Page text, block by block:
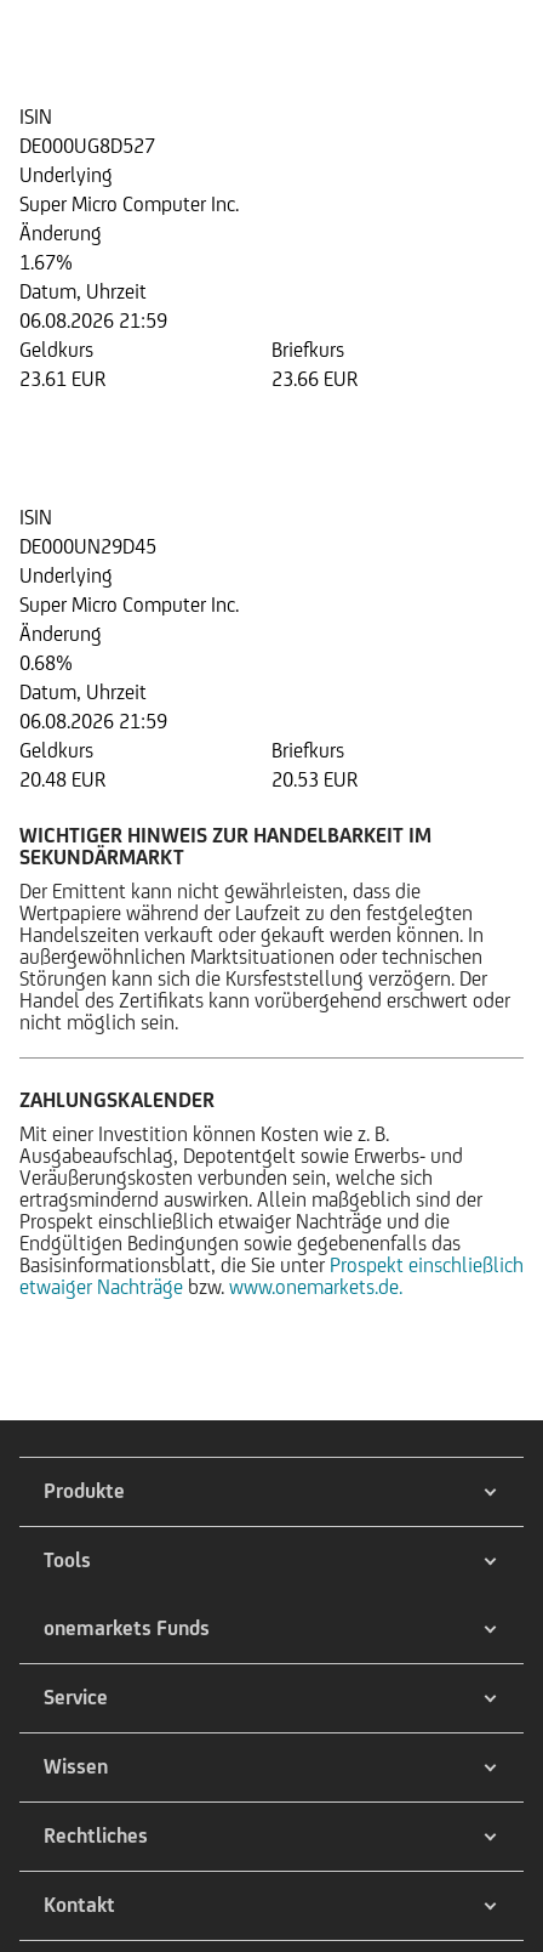
ISIN
DE000UG8D527
Underlying
Super Micro Computer Inc.
Änderung
1.67%
Datum, Uhrzeit
06.08.2026 21:59
Geldkurs
Briefkurs
23.61 EUR
23.66 EUR
ISIN
DE000UN29D45
Underlying
Super Micro Computer Inc.
Änderung
0.68%
Datum, Uhrzeit
06.08.2026 21:59
Geldkurs
Briefkurs
20.48 EUR
20.53 EUR
WICHTIGER HINWEIS ZUR HANDELBARKEIT IM
SEKUNDÄRMARKT
Der Emittent kann nicht gewährleisten, dass die
Wertpapiere während der Laufzeit zu den festgelegten
Handelszeiten verkauft oder gekauft werden können. In
außergewöhnlichen Marktsituationen oder technischen
Störungen kann sich die Kursfeststellung verzögern. Der
Handel des Zertifikats kann vorübergehend erschwert oder
nicht möglich sein.
ZAHLUNGSKALENDER
Mit einer Investition können Kosten wie z. B.
Ausgabeaufschlag, Depotentgelt sowie Erwerbs- und
Veräußerungskosten verbunden sein, welche sich
ertragsmindernd auswirken. Allein maßgeblich sind der
Prospekt einschließlich etwaiger Nachträge und die
Endgültigen Bedingungen sowie gegebenenfalls das
Basisinformationsblatt, die Sie unter Prospekt einschließlich
etwaiger Nachträge bzw. www.onemarkets.de.
Produkte
Tools
onemarkets Funds
Service
Wissen
Rechtliches
Kontakt